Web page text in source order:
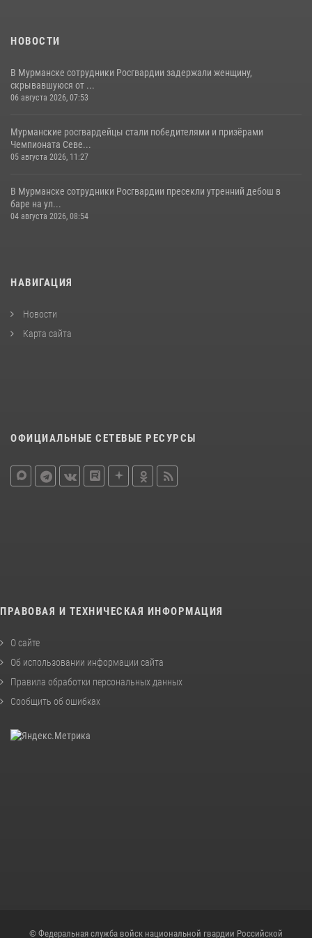
НОВОСТИ
В Мурманске сотрудники Росгвардии задержали женщину,
скрывавшуюся от ...
06 августа 2026, 07:53
Мурманские росгвардейцы стали победителями и призёрами
Чемпионата Севе...
05 августа 2026, 11:27
В Мурманске сотрудники Росгвардии пресекли утренний дебош в
баре на ул...
04 августа 2026, 08:54
НАВИГАЦИЯ
Новости
Карта сайта
ОФИЦИАЛЬНЫЕ СЕТЕВЫЕ РЕСУРСЫ
ПРАВОВАЯ И ТЕХНИЧЕСКАЯ ИНФОРМАЦИЯ
О сайте
Об использовании информации сайта
Правила обработки персональных данных
Сообщить об ошибках
© Федеральная служба войск национальной гвардии Российской